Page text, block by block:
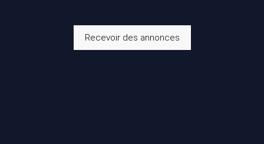
Recevoir des annonces